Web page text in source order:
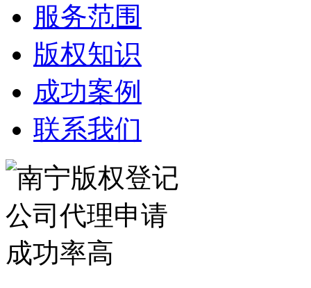
服务范围
版权知识
成功案例
联系我们